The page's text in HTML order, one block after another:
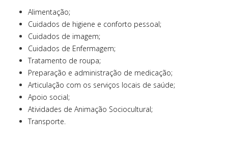
Alimentação;
Cuidados de higiene e conforto pessoal;
Cuidados de imagem;
Cuidados de Enfermagem;
Tratamento de roupa;
Preparação e administração de medicação;
Articulação com os serviços locais de saúde;
Apoio social;
Atividades de Animação Sociocultural;
Transporte.